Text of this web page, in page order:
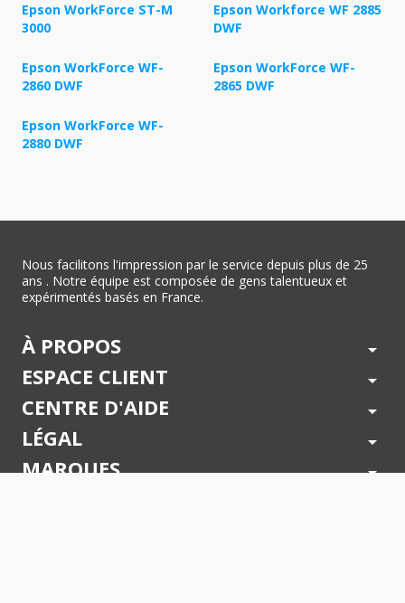
Epson WorkForce ST-M
3000
Epson Workforce WF 2885
DWF
Epson WorkForce WF-
2860 DWF
Epson WorkForce WF-
2865 DWF
Epson WorkForce WF-
2880 DWF
Nous facilitons l'impression par le service depuis plus de 25
ans . Notre équipe est composée de gens talentueux et
expérimentés basés en France.
À PROPOS arrow_drop_down
ESPACE CLIENT arrow_drop_down
CENTRE D'AIDE arrow_drop_down
LÉGAL arrow_drop_down
MARQUES arrow_drop_down